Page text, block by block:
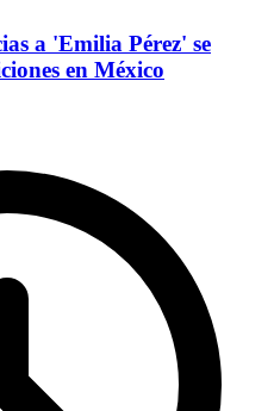
a 'Emilia Pérez' se
en México